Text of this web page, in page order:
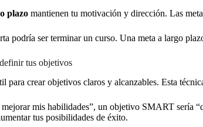
plazo mantienen tu motivación y dirección. Las
podría ser terminar un curso. Una meta a largo
tus objetivos
para crear objetivos claros y alcanzables. Esta
mis habilidades”, un objetivo SMART sería
tus posibilidades de éxito.